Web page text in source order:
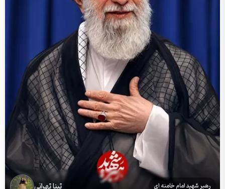
رهبر شهید امام خامنه ای